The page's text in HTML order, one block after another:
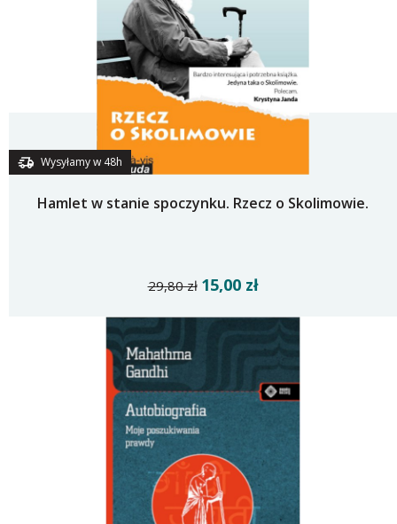
Wysyłamy w 48h
Hamlet w stanie spoczynku. Rzecz o Skolimowie.
29,80 zł 15,00 zł